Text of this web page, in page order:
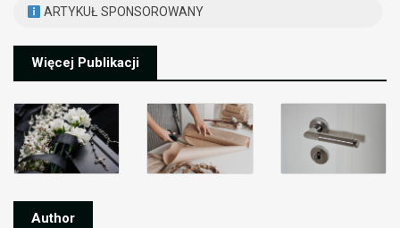
ARTYKUŁ SPONSOROWANY
Więcej Publikacji
Author